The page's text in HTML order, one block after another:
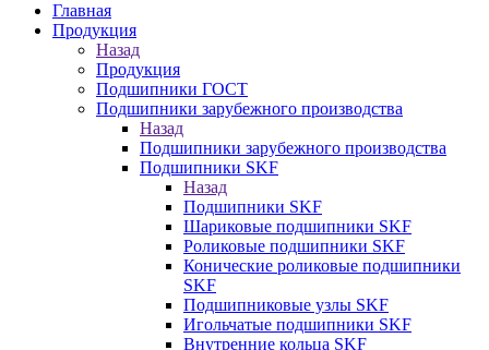
Главная
Продукция
Назад
Продукция
Подшипники ГОСТ
Подшипники зарубежного производства
Назад
Подшипники зарубежного производства
Подшипники SKF
Назад
Подшипники SKF
Шариковые подшипники SKF
Роликовые подшипники SKF
Конические роликовые подшипники
SKF
Подшипниковые узлы SKF
Игольчатые подшипники SKF
Внутренние кольца SKF